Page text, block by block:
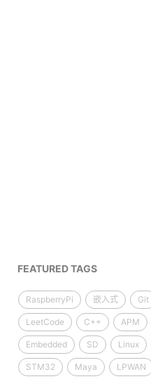
FEATURED TAGS
RaspberryPi 嵌入式 Git
LeetCode C++ APM
Embedded SD Linux
STM32 Maya LPWAN